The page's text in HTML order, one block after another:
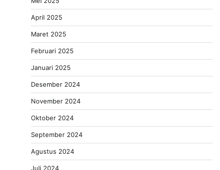
April 2025
Maret 2025
Februari 2025
Januari 2025
Desember 2024
November 2024
Oktober 2024
September 2024
Agustus 2024
Juli 2024